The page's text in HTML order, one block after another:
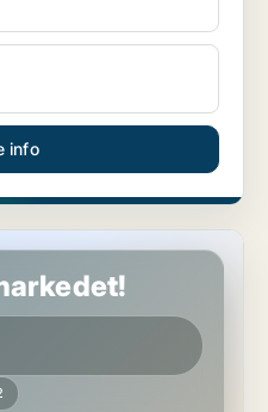
info